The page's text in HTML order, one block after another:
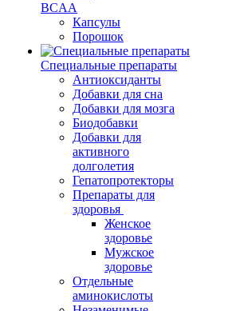
BCAA
Капсулы
Порошок
Cпециальные препараты
Антиоксиданты
Добавки для сна
Добавки для мозга
Биодобавки
Добавки для
активного
долголетия
Гепатопротекторы
Препараты для
здоровья
Женское
здоровье
Мужское
здоровье
Отдельные
аминокислоты